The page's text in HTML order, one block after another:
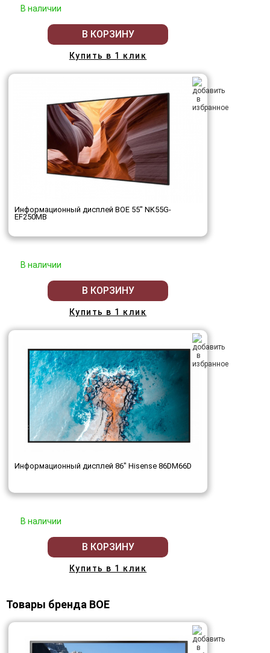
В наличии
В КОРЗИНУ
Купить в 1 клик
Информационный дисплей BOE 55" NK55G-
EF250MB
В наличии
В КОРЗИНУ
Купить в 1 клик
Информационный дисплей 86" Hisense 86DM66D
В наличии
В КОРЗИНУ
Купить в 1 клик
Товары бренда BOE